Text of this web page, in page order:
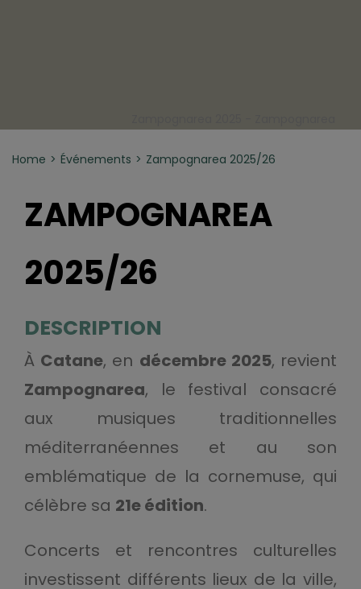
Home Événements Zampognarea 2025/26
ZAMPOGNAREA
2025/26
DESCRIPTION
À Catane, en décembre 2025, revient
Zampognarea, le festival consacré
aux musiques traditionnelles
méditerranéennes et au son
emblématique de la cornemuse, qui
célèbre sa 21e édition.
Concerts et rencontres culturelles
investissent différents lieux de la ville,